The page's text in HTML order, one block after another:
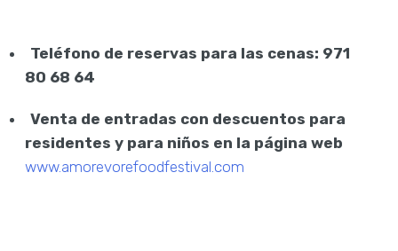
Teléfono de reservas para las cenas: 971
80 68 64
Venta de entradas con descuentos para
residentes y para niños en la página web
www.amorevorefoodfestival.com